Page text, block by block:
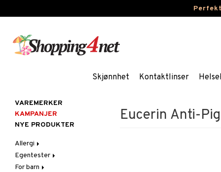
Skjønnhet Kontaktlinser
Eucerin Anti-
VAREMERKER
KAMPANJER
NYE PRODUKTER
Allergi
Nesespray
Øyendråper
Egentester
Andre tester
For barn